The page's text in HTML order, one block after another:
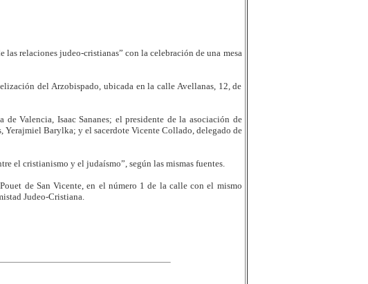
las relaciones judeo-cristianas” con la celebración de una mesa
del Arzobispado, ubicada en la calle Avellanas, 12, de
Valencia, Isaac Sananes; el presidente de la asociación de
Barylka; y el sacerdote Vicente Collado, delegado de
el cristianismo y el judaísmo”, según las mismas fuentes.
de San Vicente, en el número 1 de la calle con el mismo
Judeo-Cristiana.